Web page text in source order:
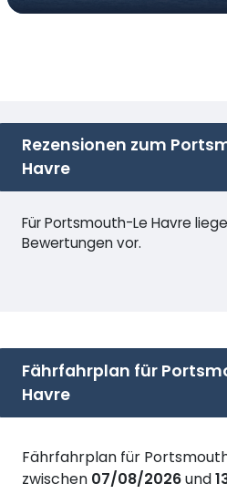
Rezensionen zum
Havre
Für Portsmouth-Le Havre
Bewertungen vor.
Fährfahrplan für
Havre
Fährfahrplan für
zwischen 07/08/2026und